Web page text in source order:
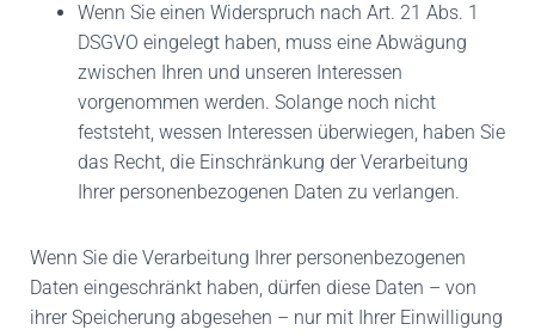
Wenn Sie einen Widerspruch nach Art. 21 Abs. 1
DSGVO eingelegt haben, muss eine Abwägung
zwischen Ihren und unseren Interessen
vorgenommen werden. Solange noch nicht
feststeht, wessen Interessen überwiegen, haben Sie
das Recht, die Einschränkung der Verarbeitung
Ihrer personenbezogenen Daten zu verlangen.
Wenn Sie die Verarbeitung Ihrer personenbezogenen
Daten eingeschränkt haben, dürfen diese Daten – von
ihrer Speicherung abgesehen – nur mit Ihrer Einwilligung